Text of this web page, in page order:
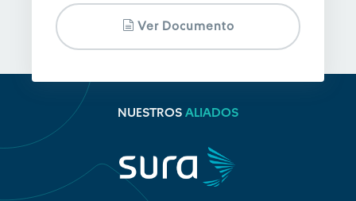
Ver Documento
NUESTROS ALIADOS